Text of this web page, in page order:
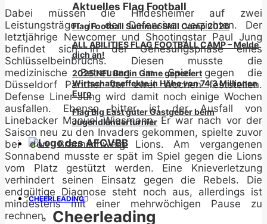
Aktuelles Flag Football
Flag Football Summer Skill Camp 2026
ALL ABILITIES FLAG FOOTBALL CAMP – Melde
dich an!
2025 NFL Berlin Game generiert
Wirtschaftseffekte in Höhe von 74,3 Millionen
Euro
Flag Big East guter Gastgeber beim
Jugendländerturnier
CHEERLEADING
Cheerleading
Dabei müssen die Hildesheimer auf zwei
Leistungsträger in der Defensive verzichten. Der
letztjährige Newcomer und Shootingstar Paul Jung
befindet sich in der Genesungsphase eines
Schlüsselbeinbruchs. Diesen musste die
medizinische Betreuung im Spiel gegen die
Düsseldorf Panther vor zwei Wochen feststellen.
Defense Liner Jung wird damit noch einige Wochen
ausfallen. Ebenso bitter ist der Ausfall von
Linebacker Manuel Wiesmann. Er war nach vor der
Saison neu zu den Invaders gekommen, spielte zuvor
bei den Braunschweig Lions. Am vergangenen
Sonnabend musste er spät im Spiel gegen die Lions
vom Platz gestützt werden. Eine Knieverletzung
verhindert seinen Einsatz gegen die Rebels. Die
endgültige Diagnose steht noch aus, allerdings ist
mindestens mit einer mehrwöchigen Pause zu
rechnen.